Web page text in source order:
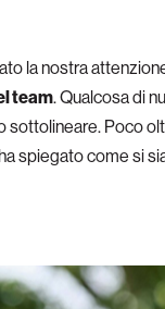
la nostra
team. Qualcosa di
sottolineare. Poco
spiegato come si